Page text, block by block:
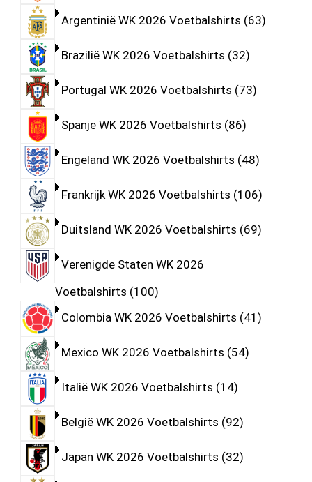
Argentinië WK 2026 Voetbalshirts 63
Brazilië WK 2026 Voetbalshirts 32
Portugal WK 2026 Voetbalshirts 73
Spanje WK 2026 Voetbalshirts 86
Engeland WK 2026 Voetbalshirts 48
Frankrijk WK 2026 Voetbalshirts 106
Duitsland WK 2026 Voetbalshirts 69
Verenigde Staten WK 2026
Voetbalshirts 100
Colombia WK 2026 Voetbalshirts 41
Mexico WK 2026 Voetbalshirts 54
Italië WK 2026 Voetbalshirts 14
België WK 2026 Voetbalshirts 92
Japan WK 2026 Voetbalshirts 32